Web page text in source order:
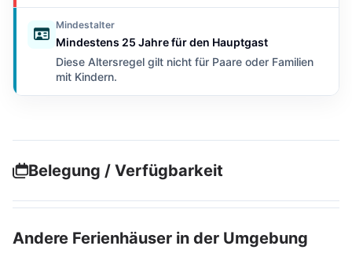
Mindestalter
Mindestens 25 Jahre für den Hauptgast
Diese Altersregel gilt nicht für Paare oder Familien
mit Kindern.
Belegung / Verfügbarkeit
Andere Ferienhäuser in der Umgebung